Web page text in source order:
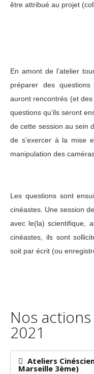
être attribué au projet
En amont de l’atelier
préparer des questions
auront rencontrés (et
questions qu’ils seront
de cette session au sein
de s’exercer à la mise
manipulation des
Les questions sont
cinéastes. Une session
avec le(la) scientifique,
cinéastes, ils sont
soit par écrit (ou
Nos
2021
Ateliers
Marseille 3ème)